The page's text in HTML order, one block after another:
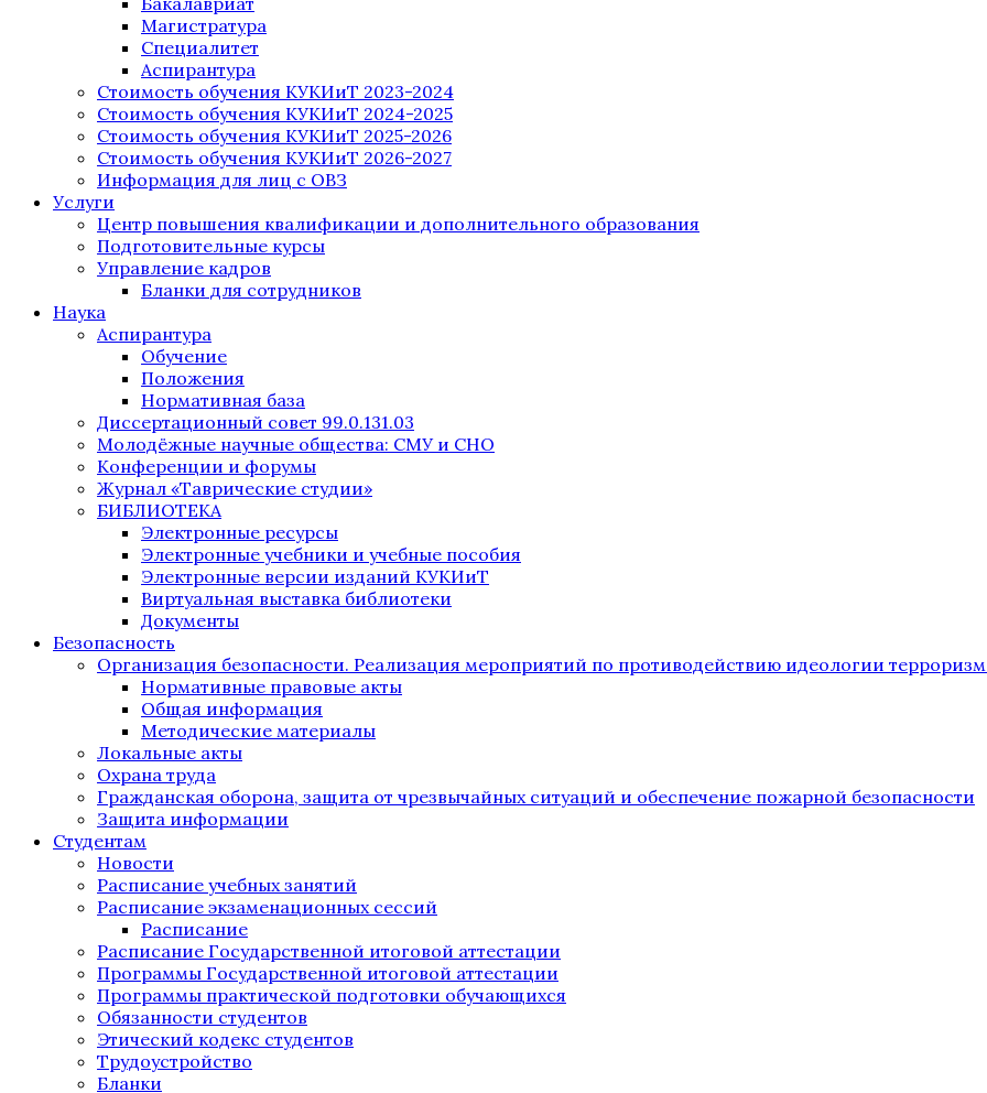
Магистратура
Специалитет
Аспирантура
Стоимость обучения КУКИиТ 2023-2024
Стоимость обучения КУКИиТ 2024-2025
Стоимость обучения КУКИиТ 2025-2026
Стоимость обучения КУКИиТ 2026-2027
Информация для лиц с ОВЗ
Услуги
Центр повышения квалификации и дополнительного образования
Подготовительные курсы
Управление кадров
Бланки для сотрудников
Наука
Аспирантура
Обучение
Положения
Нормативная база
Диссертационный совет 99.0.131.03
Молодёжные научные общества: СМУ и СНО
Конференции и форумы
Журнал «Таврические студии»
БИБЛИОТЕКА
Электронные ресурсы
Электронные учебники и учебные пособия
Электронные версии изданий КУКИиТ
Виртуальная выставка библиотеки
Документы
Безопасность
Организация безопасности. Реализация мероприятий по противодействию идеологии
Нормативные правовые акты
Общая информация
Методические материалы
Локальные акты
Охрана труда
Гражданская оборона, защита от чрезвычайных ситуаций и обеспечение пожарной безопасности
Защита информации
Студентам
Новости
Расписание учебных занятий
Расписание экзаменационных сессий
Расписание
Расписание Государственной итоговой аттестации
Программы Государственной итоговой аттестации
Программы практической подготовки обучающихся
Обязанности студентов
Этический кодекс студентов
Трудоустройство
Бланки